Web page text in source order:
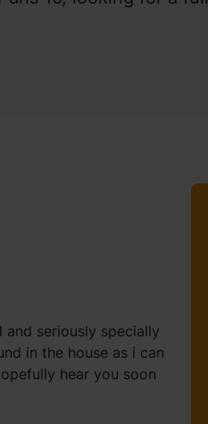
and seriously specially
in the house as i can
hear you soon